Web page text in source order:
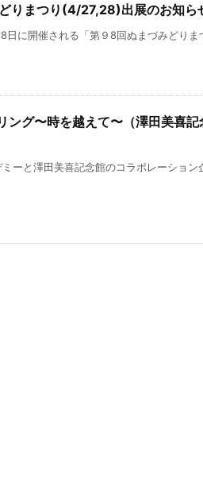
りまつり(4/27,28)出展のお知ら
日に開催される「第９8回ぬまづみどりま
ング〜時を越えて〜（澤田美喜
ーと澤田美喜記念館のコラボレーショ